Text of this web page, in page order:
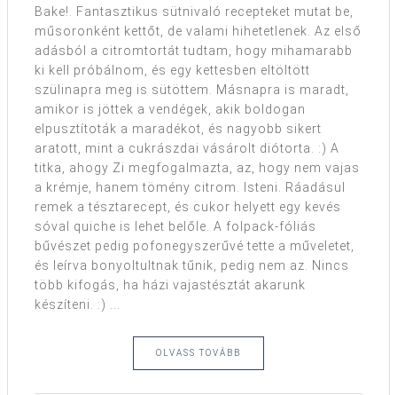
Bake!. Fantasztikus sütnivaló recepteket mutat be,
műsoronként kettőt, de valami hihetetlenek. Az első
adásból a citromtortát tudtam, hogy mihamarabb
ki kell próbálnom, és egy kettesben eltöltött
szülinapra meg is sütöttem. Másnapra is maradt,
amikor is jöttek a vendégek, akik boldogan
elpusztítoták a maradékot, és nagyobb sikert
aratott, mint a cukrászdai vásárolt diótorta. :) A
titka, ahogy Zi megfogalmazta, az, hogy nem vajas
a krémje, hanem tömény citrom. Isteni. Ráadásul
remek a tésztarecept, és cukor helyett egy kevés
sóval quiche is lehet belőle. A folpack-fóliás
bűvészet pedig pofonegyszerűvé tette a műveletet,
és leírva bonyoltultnak tűnik, pedig nem az. Nincs
több kifogás, ha házi vajastésztát akarunk
készíteni. :) ...
OLVASS TOVÁBB